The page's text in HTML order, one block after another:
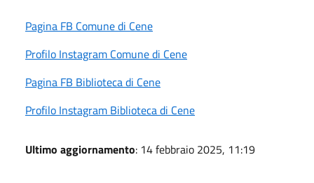
Pagina FB Comune di Cene
Profilo Instagram Comune di Cene
Pagina FB Biblioteca di Cene
Profilo Instagram Biblioteca di Cene
Ultimo aggiornamento: 14 febbraio 2025, 11:19